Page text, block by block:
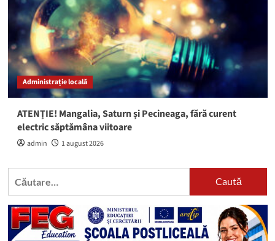
Administrație locală
ATENȚIE! Mangalia, Saturn și Pecineaga, fără curent
electric săptămâna viitoare
admin 1 august 2026